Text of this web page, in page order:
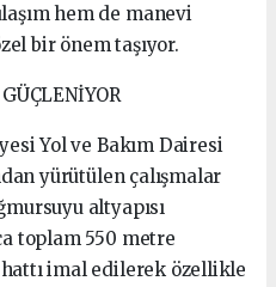
hem de manevi
bir önem taşıyor.
Yol ve Bakım Dairesi
yürütülen çalışmalar
altyapısı
toplam 550 metre
imal edilerek özellikle